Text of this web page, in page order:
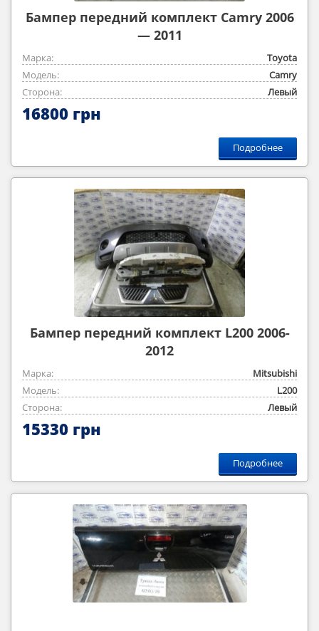
Бампер передний комплект Camry 2006
— 2011
Марка:
Toyota
Модель:
Camry
Сторона:
Левый
16800 грн
Подробнее
Бампер передний комплект L200 2006-
2012
Марка:
Mitsubishi
Модель:
L200
Сторона:
Левый
15330 грн
Подробнее